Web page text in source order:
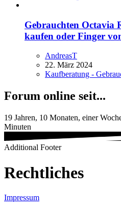
Gebrauchten Octavia
kaufen oder Finger
AndreasT
22. März 2024
Kaufberatung -
Forum online seit...
19 Jahren, 10 Monaten, einer
Minuten
Additional Footer
Rechtliches
Impressum